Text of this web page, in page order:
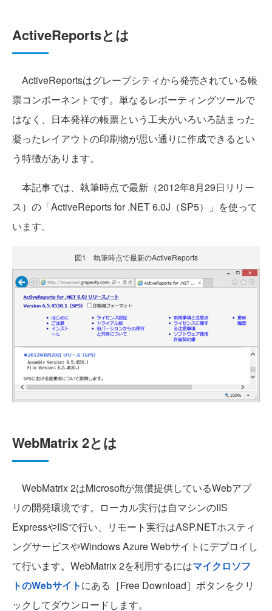
ActiveReportsとは
ActiveReportsはグレープシティから発売されている帳
票コンポーネントです。単なるレポーティングツールで
はなく、日本発祥の帳票という工夫がいろいろ詰まった
凝ったレイアウトの印刷物が思い通りに作成できるとい
う特徴があります。
本記事では、執筆時点で最新（2012年8月29日リリー
ス）の「ActiveReports for .NET 6.0J（SP5）」を使って
います。
図1 執筆時点で最新のActiveReports
WebMatrix 2とは
WebMatrix 2はMicrosoftが無償提供しているWebアプ
リの開発環境です。ローカル実行は自マシンのIIS
ExpressやIISで行い、リモート実行はASP.NETホスティ
ングサービスやWindows Azure Webサイトにデプロイし
て行います。WebMatrix 2を利用するにはマイクロソフ
トのWebサイトにある［Free Download］ボタンをクリ
ックしてダウンロードします。